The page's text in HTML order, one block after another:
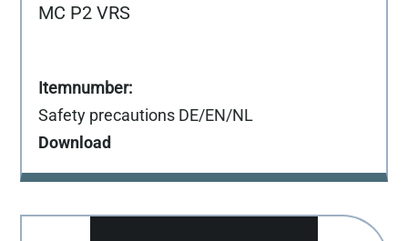
MC P2 VRS
Safety precautions DE/EN/NL
Download